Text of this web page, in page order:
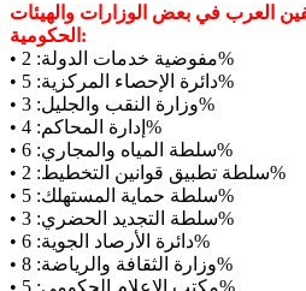
العرب في بعض الوزارات والهيئات
الحكومية:
• مفوضية خدمات الدولة: 2%
• دائرة الإحصاء المركزية: 5%
• وزارة النقب والجليل: 3%
• إدارة المحاكم: 4%
• سلطة المياه والمجاري: 6%
• سلطة تطبيق قوانين التخطيط: 2%
• سلطة حماية المستهلك: 5%
• سلطة التجديد الحضري: 3%
• دائرة الأرصاد الجوية: 6%
• وزارة الثقافة والرياضة: 8%
• مكتب الاعلام الحكومي: 5%